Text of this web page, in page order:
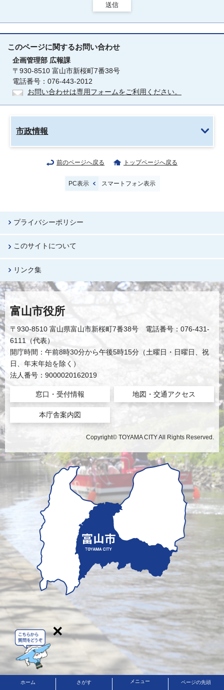
送信
このページに関するお問い合わせ
企画管理部 広報課
〒930-8510 富山市新桜町7番38号
電話番号：076-443-2012
お問い合わせは専用フォームをご利用ください。
市政情報
前のページへ戻る トップページへ戻る
PC表示 スマートフォン表示
ホーム さがす メニュー ページの先頭
プライバシーポリシー
このサイトについて
リンク集
富山市役所
〒930-8510 富山県富山市新桜町7番38号 電話番号：076-431-
6111（代表）
開庁時間：午前8時30分から午後5時15分（土曜日・日曜日、祝
日、年末年始を除く）
法人番号：9000020162019
窓口・受付情報 地図・交通アクセス
本庁舎案内図
Copyright© TOYAMA CITY All Rights Reserved.
×